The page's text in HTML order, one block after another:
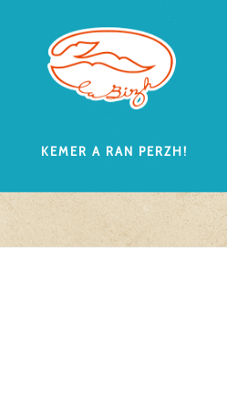
Kemer a ran perzh!